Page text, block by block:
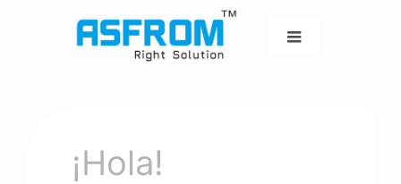
Alternar
¡Hola!